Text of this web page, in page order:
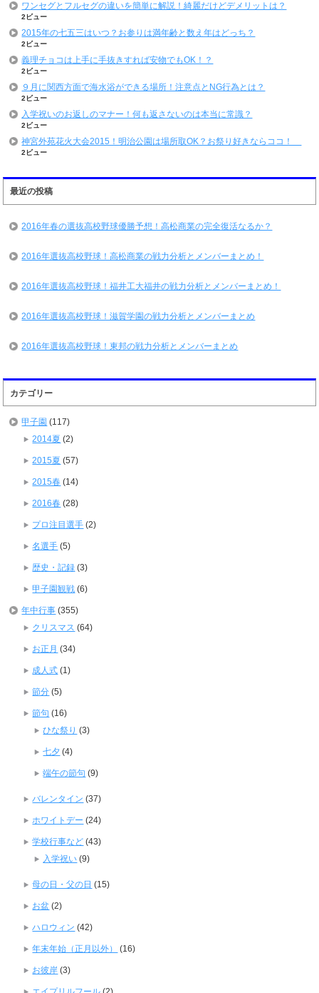
ワンセグとフルセグの違いを簡単に解説！綺麗だけどデメリットは？
2ビュー
2015年の七五三はいつ？お参りは満年齢と数え年はどっち？
2ビュー
義理チョコは上手に手抜きすれば安物でもOK！？
2ビュー
９月に関西方面で海水浴ができる場所！注意点とNG行為とは？
2ビュー
入学祝いのお返しのマナー！何も返さないのは本当に常識？
2ビュー
神宮外苑花火大会2015！明治公園は場所取OK？お祭り好きならココ！
2ビュー
最近の投稿
2016年春の選抜高校野球優勝予想！高松商業の完全復活なるか？
2016年選抜高校野球！高松商業の戦力分析とメンバーまとめ！
2016年選抜高校野球！福井工大福井の戦力分析とメンバーまとめ！
2016年選抜高校野球！滋賀学園の戦力分析とメンバーまとめ
2016年選抜高校野球！東邦の戦力分析とメンバーまとめ
カテゴリー
甲子園 (117)
2014夏 (2)
2015夏 (57)
2015春 (14)
2016春 (28)
プロ注目選手 (2)
名選手 (5)
歴史・記録 (3)
甲子園観戦 (6)
年中行事 (355)
クリスマス (64)
お正月 (34)
成人式 (1)
節分 (5)
節句 (16)
ひな祭り (3)
七夕 (4)
端午の節句 (9)
バレンタイン (37)
ホワイトデー (24)
学校行事など (43)
入学祝い (9)
母の日・父の日 (15)
お盆 (2)
ハロウィン (42)
年末年始（正月以外） (16)
お彼岸 (3)